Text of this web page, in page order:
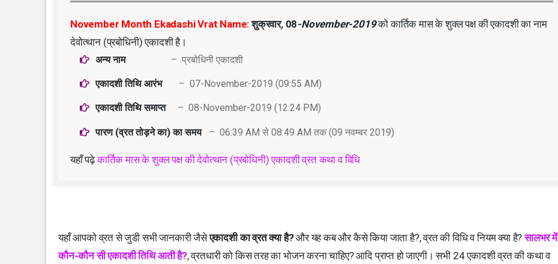
November Month Ekadashi Vrat Name:शुक्रवार, 08-November-2019को कार्तिक मास के शुक्ल पक्ष की एकादशी का नाम
देवोत्थान (प्रबोधिनी) एकादशी है।
अन्य नाम– प्रबोधिनी एकादशी
एकादशी तिथि आरंभ– 07-November-2019 (09:55 AM)
एकादशी तिथि समाप्त– 08-November-2019 (12:24 PM)
पारण (व्रत तोड़ने का) का समय– 06:39 AM से 08:49 AM तक (09 नवम्बर 2019)
यहाँ पढ़ेकार्तिक मास के शुक्ल पक्ष की देवोत्थान (प्रबोधिनी) एकादशी व्रत कथा व विधि
यहाँ आपको व्रत से जुडी सभी जानकारी जैसेएकादशी का व्रत क्या है?और यह कब और कैसे किया जाता है?, व्रत की विधि व नियम क्या है?सालभर में
कौन-कौन सी एकादशी तिथि आती है?, व्रतधारी को किस तरह का भोजन करना चाहिए? आदि प्राप्त हो जाएगी। सभी 24 एकादशी व्रत की कथा व